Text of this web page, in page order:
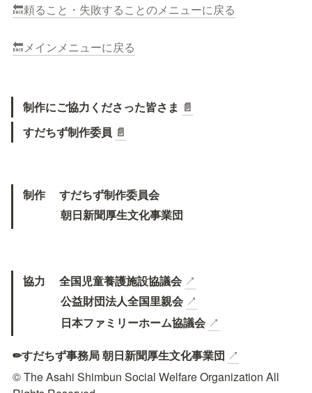
🔙頼ること・失敗することのメニューに戻る
🔙メインメニューに戻る
制作にご協力くださった皆さま 📄
すだちず制作委員 📄
制作　 すだちず制作委員会
朝日新聞厚生文化事業団
協力　 全国児童養護施設協議会 ↗
公益財団法人全国里親会 ↗
日本ファミリーホーム協議会 ↗
✏すだちず事務局 朝日新聞厚生文化事業団 ↗
© The Asahi Shimbun Social Welfare Organization All